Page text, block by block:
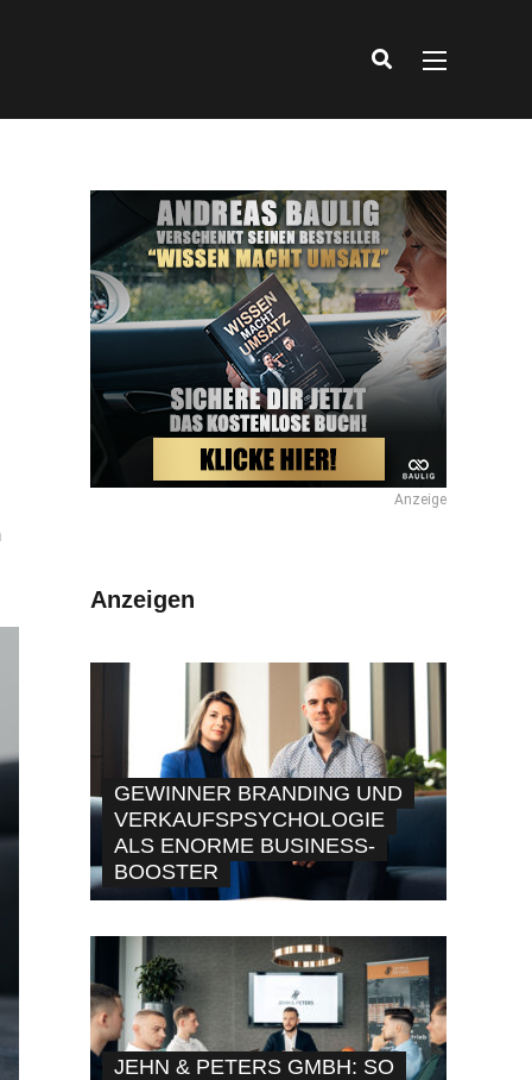
Anzeige
Anzeigen
GEWINNER BRANDING UND
VERKAUFSPSYCHOLOGIE
ALS ENORME BUSINESS-
BOOSTER
JEHN & PETERS GMBH: SO